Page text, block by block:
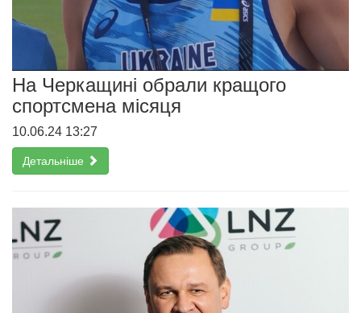
На Черкащині обрали кращого
спортсмена місяця
10.06.24 13:27
Детальніше